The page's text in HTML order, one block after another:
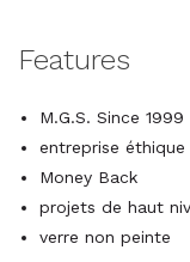
Features
M.G.S. Since 1999
entreprise
Money Back
projets de haut
verre non peinte